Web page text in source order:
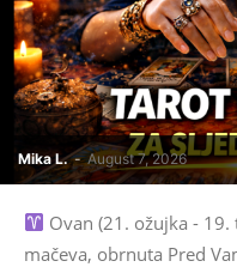
Mika L. - August 7, 2026
Ovan (21. ožujka -
mačeva, obrnuta Pred